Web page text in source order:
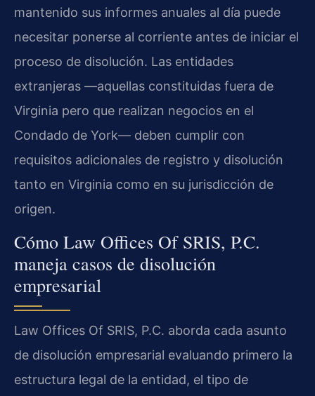
mantenido sus informes anuales al día puede
necesitar ponerse al corriente antes de iniciar el
proceso de disolución. Las entidades
extranjeras —aquellas constituidas fuera de
Virginia pero que realizan negocios en el
Condado de York— deben cumplir con
requisitos adicionales de registro y disolución
tanto en Virginia como en su jurisdicción de
origen.
Cómo Law Offices Of SRIS, P.C.
maneja casos de disolución
empresarial
Law Offices Of SRIS, P.C. aborda cada asunto
de disolución empresarial evaluando primero la
estructura legal de la entidad, el tipo de